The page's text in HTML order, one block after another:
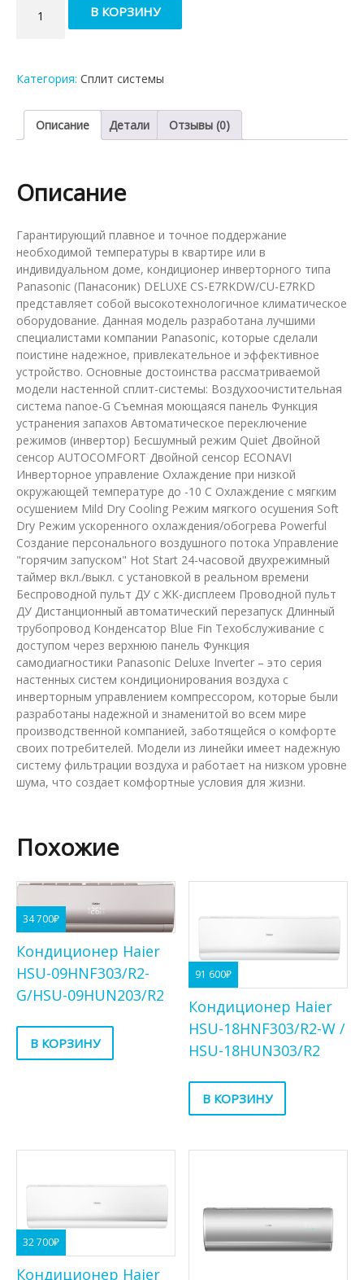
товара
Кондиционер
CS-
E7RKD
В КОРЗИНУ
Категория: Сплит системы
Описание Детали Отзывы (0)
Описание
Гарантирующий плавное и точное поддержание
необходимой температуры в квартире или в
индивидуальном доме, кондиционер инверторного типа
Panasonic (Панасоник) DELUXE CS-E7RKDW/CU-E7RKD
представляет собой высокотехнологичное климатическое
оборудование. Данная модель разработана лучшими
специалистами компании Panasonic, которые сделали
поистине надежное, привлекательное и эффективное
устройство. Основные достоинства рассматриваемой
модели настенной сплит-системы: Воздухоочистительная
система nanoe-G Съемная моющаяся панель Функция
устранения запахов Автоматическое переключение
режимов (инвертор) Бесшумный режим Quiet Двойной
сенсор AUTOCOMFORT Двойной сенсор ECONAVI
Инверторное управление Охлаждение при низкой
окружающей температуре до -10 С Охлаждение с мягким
осушением Mild Dry Cooling Режим мягкого осушения Soft
Dry Режим ускоренного охлаждения/обогрева Powerful
Создание персонального воздушного потока Управление
"горячим запуском" Hot Start 24-часовой двухрежимный
таймер вкл./выкл. с установкой в реальном времени
Беспроводной пульт ДУ с ЖК-дисплеем Проводной пульт
ДУ Дистанционный автоматический перезапуск Длинный
трубопровод Конденсатор Blue Fin Техобслуживание с
доступом через верхнюю панель Функция
самодиагностики Panasonic Deluxe Inverter – это серия
настенных систем кондиционирования воздуха с
инверторным управлением компрессором, которые были
разработаны надежной и знаменитой во всем мире
производственной компанией, заботящейся о комфорте
своих потребителей. Модели из линейки имеет надежную
систему фильтрации воздуха и работает на низком уровне
шума, что создает комфортные условия для жизни.
Похожие
34 700₽
Кондиционер Haier
HSU-09HNF303/R2-
G/HSU-09HUN203/R2
В КОРЗИНУ
91 600₽
Кондиционер Haier
HSU-18HNF303/R2-W /
HSU-18HUN303/R2
В КОРЗИНУ
32 700₽
Кондиционер Haier